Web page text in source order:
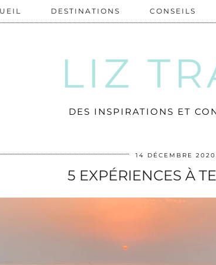
LIZ
DES INSPIRATIONS ET
DESTINATIONS CONSEILS
14 DÉCEMBRE 2020
5 EXPÉRIENCES À